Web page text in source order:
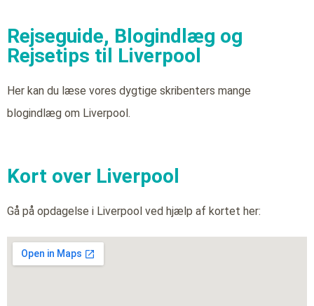
Rejseguide, Blogindlæg og
Rejsetips til Liverpool
Her kan du læse vores dygtige skribenters mange
blogindlæg om Liverpool.
Kort over Liverpool
Gå på opdagelse i Liverpool ved hjælp af kortet her: